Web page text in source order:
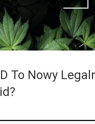
To Nowy